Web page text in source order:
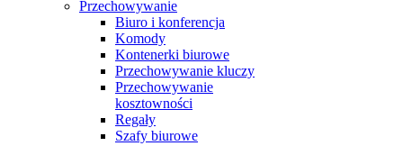
Przechowywanie
Biuro i konferencja
Komody
Kontenerki biurowe
Przechowywanie kluczy
Przechowywanie
kosztowności
Regały
Szafy biurowe